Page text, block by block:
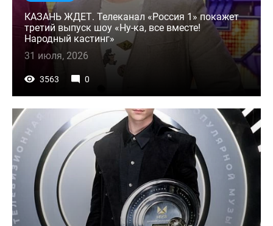
КАЗАНЬ ЖДЕТ. Телеканал «Россия 1» покажет
третий выпуск шоу «Ну-ка, все вместе!
Народный кастинг»
31 июля, 2026
3563 0